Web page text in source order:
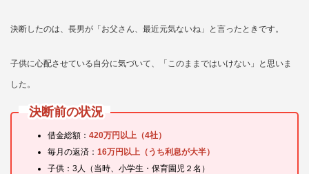
決断したのは、長男が「お父さん、最近元気ないね」と言ったときです。
子供に心配させている自分に気づいて、「このままではいけない」と思いま
した。
決断前の状況
借金総額： 420万円以上（4社）
毎月の返済： 16万円以上（うち利息が大半）
子供：3人（当時、小学生・保育園児２名）